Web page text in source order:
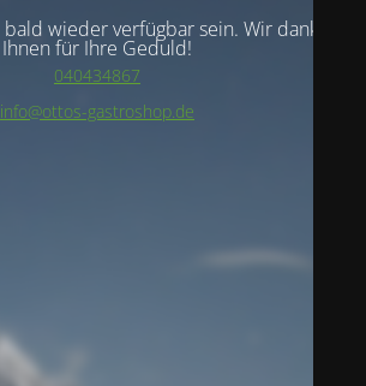
wieder verfügbar sein. Wir danken
Ihnen für Ihre Geduld!
040434867
info@ottos-gastroshop.de